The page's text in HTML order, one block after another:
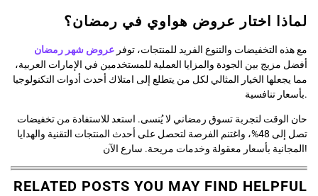
لماذا اختار عروض هواوي في رمضان؟
مع هذه التخفيضات والتنوع الفريد للمنتجات، توفر عروض شهر رمضان
أفضل مزيج بين الجودة والمزايا العملية للمستخدمين في الإمارات العربية،
مما يجعلها الخيار المثالي لكل من يتطلع إلى امتلاك أحدث أدوات التكنولوجيا
بأسعار تنافسية.
حان الوقت لتجربة تسوق رمضاني لا يُنسى. استعد للاستفادة من تخفيضات
تصل إلى 48%، واغتنم الفرصة لتحصل على أحدث المنتجات التقنية والهدايا
المجانية بأسعار معقولة وخدمات مريحة. سارع الآن!
RELATED POSTS YOU MAY FIND HELPFUL